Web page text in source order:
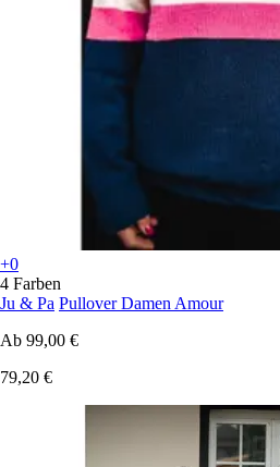
+0
4 Farben
Ju & Pa Pullover Damen Amour
Ab 99,00 €
79,20 €